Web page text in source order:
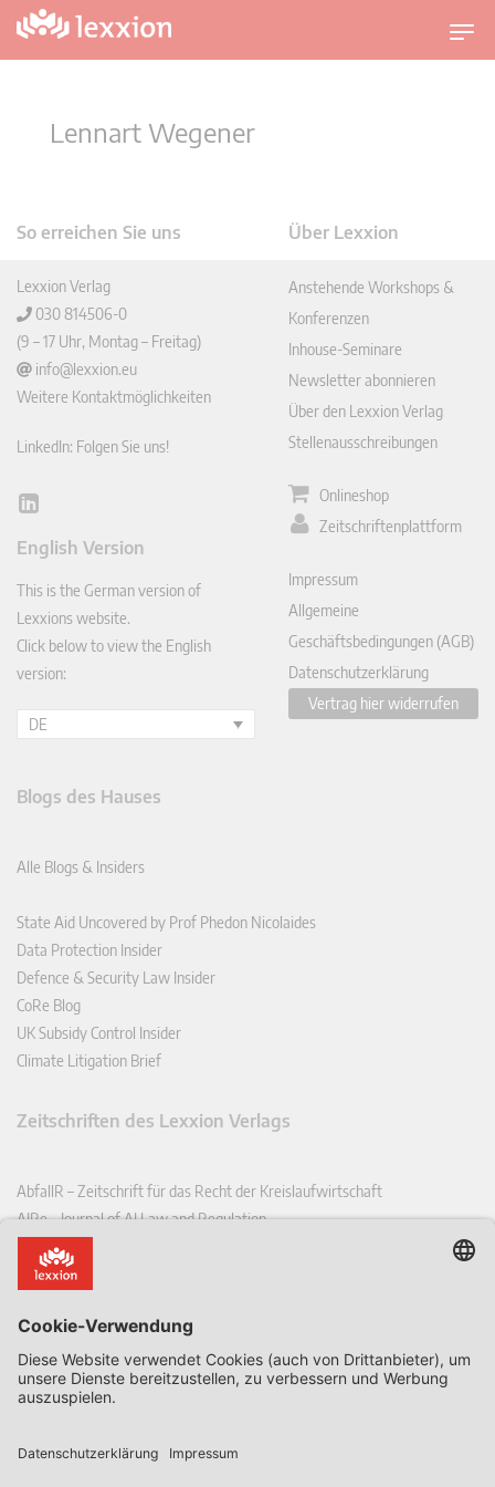
U
m
Lennart Wegener
So erreichen Sie uns
Lexxion Verlag
030 814506-0
(9 – 17 Uhr, Montag – Freitag)
info@lexxion.eu
Weitere Kontaktmöglichkeiten
LinkedIn: Folgen Sie uns!
Lin
In
English Version
This is the German version of
Lexxions website.
Click below to view the English
version:
DE
Über Lexxion
Anstehende Workshops &
Konferenzen
Inhouse-Seminare
Newsletter abonnieren
Über den Lexxion Verlag
Stellenausschreibungen
Onlineshop
Zeitschriftenplattform
Impressum
Allgemeine
Geschäftsbedingungen (AGB)
Datenschutzerklärung
Vertrag hier widerrufen
Blogs des Hauses
Alle Blogs & Insiders
State Aid Uncovered by Prof Phedon Nicolaides
Data Protection Insider
Defence & Security Law Insider
CoRe Blog
UK Subsidy Control Insider
Climate Litigation Brief
Zeitschriften des Lexxion Verlags
AbfallR – Zeitschrift für das Recht der Kreislaufwirtschaft
AIRe – Journal of AI Law and Regulation
CCLR – Carbon & Climate Law Review
CoRe – European Competition and Regulatory Law Review
EDSeQ – European Defence & Security Law & Policy Quarterly
EFFL – European Food and Feed Law Review
EHPL – European Health & Pharmaceutical Law Review
EPPPL – European Procurement & Public Private Partnership Law
EStAL – European State Aid Law Quarterly